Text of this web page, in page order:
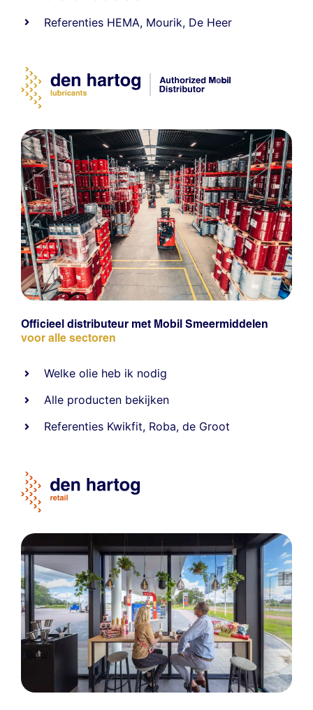
Referenties HEMA, Mourik, De Heer
Officieel distributeur met Mobil Smeermiddelen
voor alle sectoren
Welke olie heb ik nodig
Alle producten bekijken
Referenties Kwikfit, Roba,de Groot